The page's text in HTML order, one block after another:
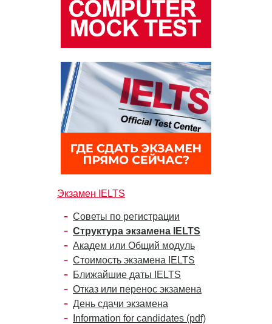
Экзамен IELTS
Советы по регистрации
Структура экзамена IELTS
Академ или Общий модуль
Стоимость экзамена IELTS
Ближайшие даты IELTS
Отказ или перенос экзамена
День сдачи экзамена
Information for candidates (pdf)